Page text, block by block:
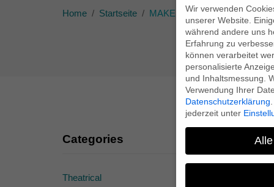
Home Startseite MAKE LOVE ist Mediatheks-
Categories
Theatrical
Wir verwenden
unserer Website.
während andere uns
Erfahrung zu
können verarbeitet
personalisierte
und Inhaltsmessung.
Verwendung Ihrer
Datenschutzerklärung
jederzeit unter